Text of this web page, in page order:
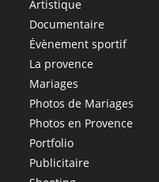
Artistique
Documentaire
Évènement sportif
La provence
Mariages
Photos de Mariages
Photos en Provence
Portfolio
Publicitaire